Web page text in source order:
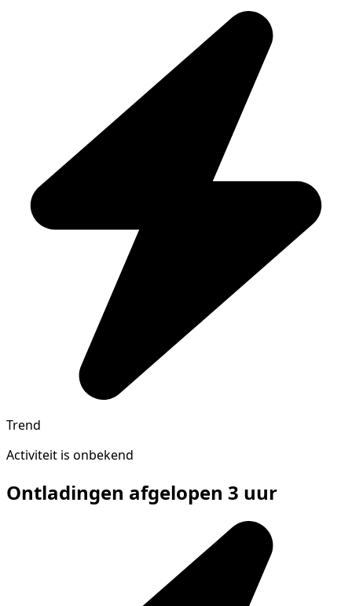
Trend
Activiteit is onbekend
Ontladingen afgelopen 3 uur